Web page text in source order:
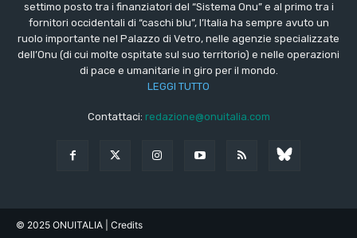
settimo posto tra i finanziatori del “Sistema Onu” e al primo tra i
fornitori occidentali di “caschi blu”, l’Italia ha sempre avuto un
ruolo importante nel Palazzo di Vetro, nelle agenzie specializzate
dell’Onu (di cui molte ospitate sul suo territorio) e nelle operazioni
di pace e umanitarie in giro per il mondo.
LEGGI TUTTO
Contattaci: redazione@onuitalia.com
© 2025 ONUITALIA | Credits